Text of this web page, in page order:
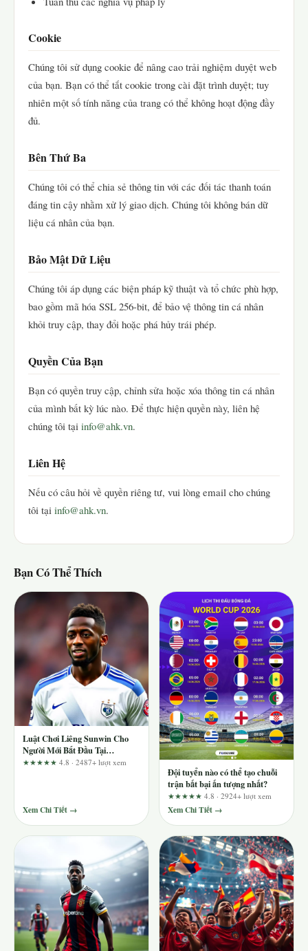
Cookie
Chúng tôi sử dụng cookie để nâng cao trải nghiệm duyệt web
của bạn. Bạn có thể tắt cookie trong cài đặt trình duyệt; tuy
nhiên một số tính năng của trang có thể không hoạt động đầy
đủ.
Bên Thứ Ba
Chúng tôi có thể chia sẻ thông tin với các đối tác thanh toán
đáng tin cậy nhằm xử lý giao dịch. Chúng tôi không bán dữ
liệu cá nhân của bạn.
Bảo Mật Dữ Liệu
Chúng tôi áp dụng các biện pháp kỹ thuật và tổ chức phù hợp,
bao gồm mã hóa SSL 256-bit, để bảo vệ thông tin cá nhân
khỏi truy cập, thay đổi hoặc phá hủy trái phép.
Quyền Của Bạn
Bạn có quyền truy cập, chỉnh sửa hoặc xóa thông tin cá nhân
của mình bất kỳ lúc nào. Để thực hiện quyền này, liên hệ
chúng tôi tại info@ahk.vn.
Liên Hệ
Nếu có câu hỏi về quyền riêng tư, vui lòng email cho chúng
tôi tại info@ahk.vn.
Bạn Có Thể Thích
Luật Chơi Liêng Sunwin Cho
Người Mới Bắt Đầu Tại
Christianlouboutinshoe
★★★★★ 4.8 · 2487+ lượt xem
Xem Chi Tiết →
Đội tuyển nào có thể tạo chuỗi
trận bất bại ấn tượng nhất?
★★★★★ 4.8 · 2924+ lượt xem
Xem Chi Tiết →